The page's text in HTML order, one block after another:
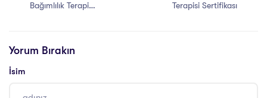
Bağımlılık Terapisi
Terapisi Sertifikası
Yorum Bırakın
İsim